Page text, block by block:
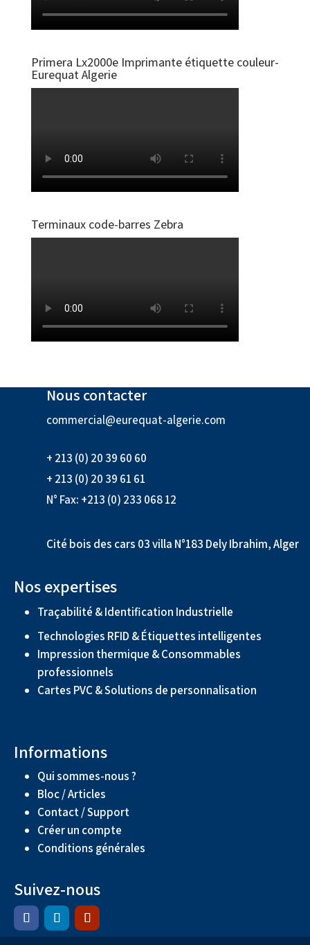
Primera Lx2000e Imprimante étiquette couleur-
Eurequat Algerie
Terminaux code-barres Zebra
Nous contacter
commercial@eurequat-algerie.com
+ 213 (0) 20 39 60 60
+ 213 (0) 20 39 61 61
N° Fax: +213 (0) 233 068 12
Cité bois des cars 03 villa N°183 Dely Ibrahim, Alger
Nos expertises
Traçabilité & Identification Industrielle
Technologies RFID & Étiquettes intelligentes
Impression thermique & Consommables
professionnels
Cartes PVC & Solutions de personnalisation
Informations
Qui sommes-nous ?
Bloc / Articles
Contact / Support
Créer un compte
Conditions générales
Suivez-nous